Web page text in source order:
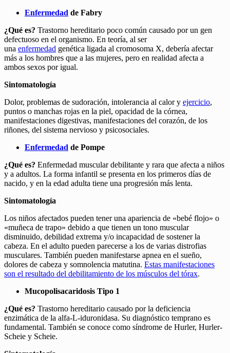
Enfermedad de Fabry
¿Qué es? Trastorno hereditario poco común causado por un gen
defectuoso en el organismo. En teoría, al ser
una enfermedad genética ligada al cromosoma X, debería afectar
más a los hombres que a las mujeres, pero en realidad afecta a
ambos sexos por igual.
Sintomatología
Dolor, problemas de sudoración, intolerancia al calor y ejercicio,
puntos o manchas rojas en la piel, opacidad de la córnea,
manifestaciones digestivas, manifestaciones del corazón, de los
riñones, del sistema nervioso y psicosociales.
Enfermedad de Pompe
¿Qué es? Enfermedad muscular debilitante y rara que afecta a niños
y a adultos. La forma infantil se presenta en los primeros días de
nacido, y en la edad adulta tiene una progresión más lenta.
Sintomatología
Los niños afectados pueden tener una apariencia de «bebé flojo» o
«muñeca de trapo» debido a que tienen un tono muscular
disminuido, debilidad extrema y/o incapacidad de sostener la
cabeza. En el adulto pueden parecerse a los de varias distrofias
musculares. También pueden manifestarse apnea en el sueño,
dolores de cabeza y somnolencia matutina. Estas manifestaciones
son el resultado del debilitamiento de los músculos del tórax.
Mucopolisacaridosis Tipo 1
¿Qué es? Trastorno hereditario causado por la deficiencia
enzimática de la alfa-L-iduronidasa. Su diagnóstico temprano es
fundamental. También se conoce como síndrome de Hurler, Hurler-
Scheie y Scheie.